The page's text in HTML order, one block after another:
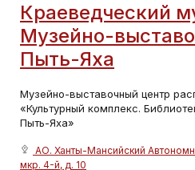
Краеведческий
Музейно-
Пыть-Яха
Музейно-выставочный центр
«Культурный комплекс.
Пыть-Яха»
АО. Ханты-Мансийский
мкр. 4-й, д. 10